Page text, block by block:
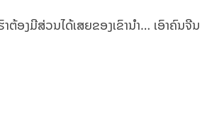
າຕ້ອງມີສ່ວນໄດ້ເສຍຂອງເຂົານຳ… ເອົາ